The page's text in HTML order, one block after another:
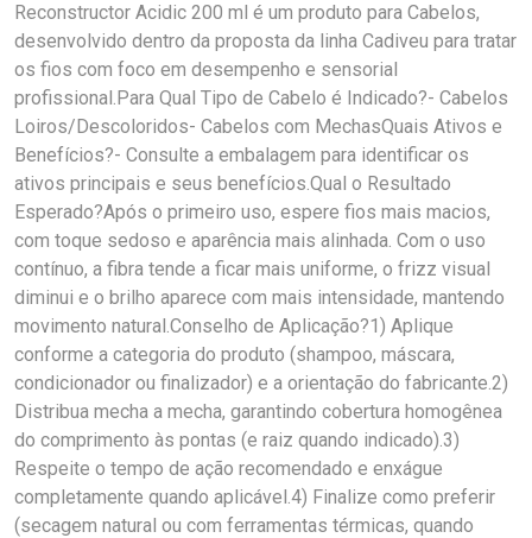
Reconstructor Acidic 200 ml é um produto para Cabelos,
desenvolvido dentro da proposta da linha Cadiveu para tratar
os fios com foco em desempenho e sensorial
profissional.Para Qual Tipo de Cabelo é Indicado?- Cabelos
Loiros/Descoloridos- Cabelos com MechasQuais Ativos e
Benefícios?- Consulte a embalagem para identificar os
ativos principais e seus benefícios.Qual o Resultado
Esperado?Após o primeiro uso, espere fios mais macios,
com toque sedoso e aparência mais alinhada. Com o uso
contínuo, a fibra tende a ficar mais uniforme, o frizz visual
diminui e o brilho aparece com mais intensidade, mantendo
movimento natural.Conselho de Aplicação?1) Aplique
conforme a categoria do produto (shampoo, máscara,
condicionador ou finalizador) e a orientação do fabricante.2)
Distribua mecha a mecha, garantindo cobertura homogênea
do comprimento às pontas (e raiz quando indicado).3)
Respeite o tempo de ação recomendado e enxágue
completamente quando aplicável.4) Finalize como preferir
(secagem natural ou com ferramentas térmicas, quando